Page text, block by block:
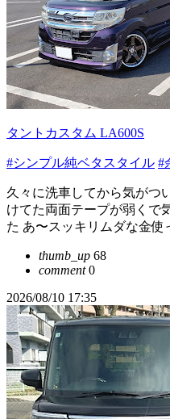
タントカスタム LA600S
#シンプル純ベタスタイル #
久々に洗車してから気がつ
けてた両面テープが弱くで
た あ〜スッキリムダな金使
thumb_up 68
comment0
2026/08/10 17:35